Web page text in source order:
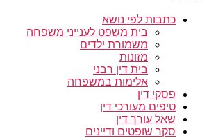
כתבות לפי נושא
בית משפט לענייני משפחה
משמורת ילדים
מזונות
בית דין רבני
אלימות במשפחה
פסקי דין
טיפים מעורכי דין
שאל עורך דין
סקר שופטים ודיינים